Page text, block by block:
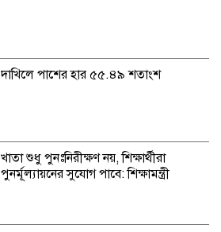
দাখিলে পাশের হার ৫৫.৪৯ শতাংশ
খাতা শুধু পুনঃনিরীক্ষণ নয়, শিক্ষার্থীরা
পুনর্মূল্যায়নের সুযোগ পাবে: শিক্ষামন্ত্রী